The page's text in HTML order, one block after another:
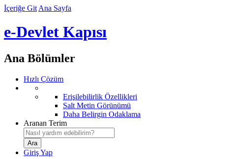
İçeriğe Git Ana Sayfa
e-Devlet Kapısı
Ana Bölümler
Hızlı Çözüm
Erişilebilirlik Özellikleri
Salt Metin Görünümü
Daha Belirgin Odaklama
Aranan Terim
Giriş Yap